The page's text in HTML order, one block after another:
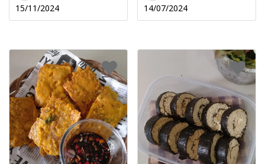
15/11/2024 14/07/2024